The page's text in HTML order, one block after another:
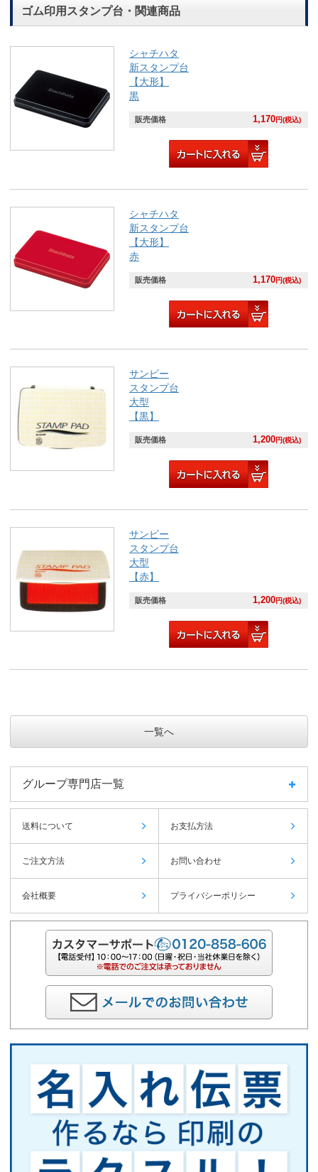
ゴム印用スタンプ台・関連商品
シャチハタ
新スタンプ台
【大形】
黒
販売価格 1,170円(税込)
シャチハタ
新スタンプ台
【大形】
赤
販売価格 1,170円(税込)
サンビー
スタンプ台
大型
【黒】
販売価格 1,200円(税込)
サンビー
スタンプ台
大型
【赤】
販売価格 1,200円(税込)
一覧へ
グループ専門店一覧
送料について お支払方法
ご注文方法 お問い合わせ
会社概要 プライバシーポリシー